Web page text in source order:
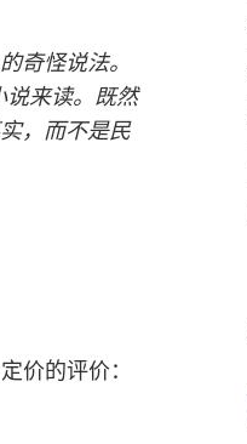
奇怪说法。
说来读。既然
，而不是民
价的评价：